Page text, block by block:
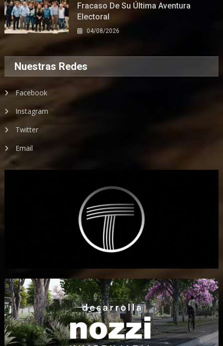
Fracaso De Su Última Aventura
Electoral
04/08/2026
Nuestras Redes
Facebook
Instagram
Twitter
Email